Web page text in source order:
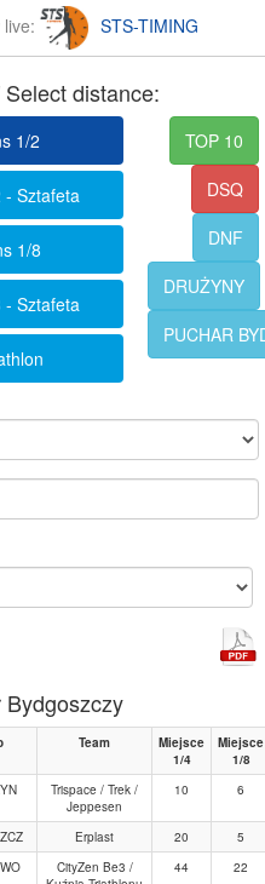
STS-TIMING
distance:
1/2
- Sztafeta
1/8
- Sztafeta
TOP 10
DSQ
DNF
DRUŻYNY
PUCHAR
Bydgoszczy
Team
Miejsce
1/4
Miejsce
1/8
Trispace / Trek /
Jeppesen
10 6
Erplast 20
5
CityZen Be3 /
44 22